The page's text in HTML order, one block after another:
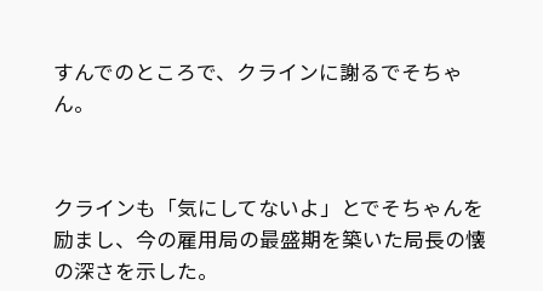
すんでのところで、クラインに謝るでそちゃ
ん。
クラインも「気にしてないよ」とでそちゃんを
励まし、今の雇用局の最盛期を築いた局長の懐
の深さを示した。